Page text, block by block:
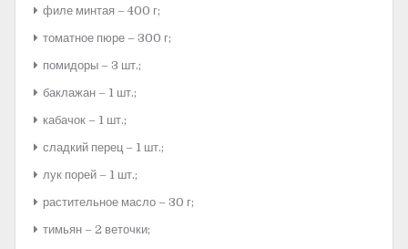
филе минтая – 400 г;
томатное пюре – 300 г;
помидоры – 3 шт.;
баклажан – 1 шт.;
кабачок – 1 шт.;
сладкий перец – 1 шт.;
лук порей – 1 шт.;
растительное масло – 30 г;
тимьян – 2 веточки;